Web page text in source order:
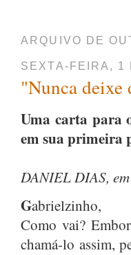
ARQUIVO DE
SEXTA-FEIRA, 1
"Nunca deixe
Uma carta para
em sua primeira
DANIEL DIAS,
Gabrielzinho,
Como vai?
chamá-lo assim,